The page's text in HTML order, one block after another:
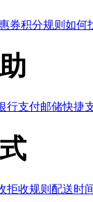
券积分规则 如何
行支付邮储快捷
拒收规则 配送时